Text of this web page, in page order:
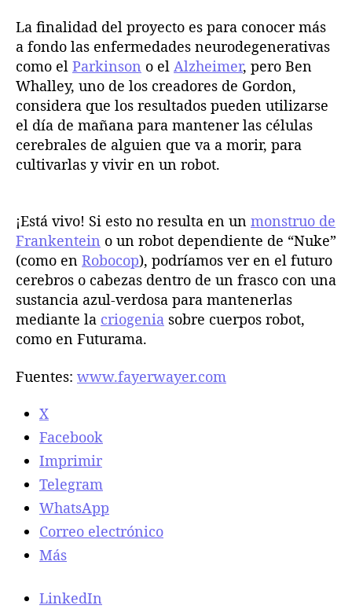
La finalidad del proyecto es para conocer más
a fondo las enfermedades neurodegenerativas
como el Parkinson o el Alzheimer, pero Ben
Whalley, uno de los creadores de Gordon,
considera que los resultados pueden utilizarse
el día de mañana para mantener las células
cerebrales de alguien que va a morir, para
cultivarlas y vivir en un robot.
¡Está vivo! Si esto no resulta en un monstruo de
Frankentein o un robot dependiente de “Nuke”
(como en Robocop), podríamos ver en el futuro
cerebros o cabezas dentro de un frasco con una
sustancia azul-verdosa para mantenerlas
mediante la criogenia sobre cuerpos robot,
como en Futurama.
Fuentes: www.fayerwayer.com
X
Facebook
Imprimir
Telegram
WhatsApp
Correo electrónico
Más
LinkedIn